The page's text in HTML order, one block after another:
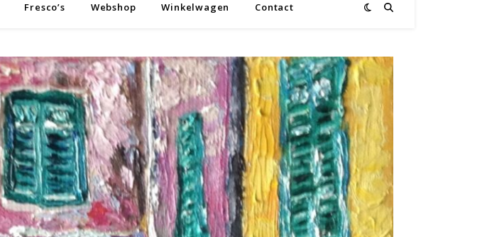
Fresco’s Webshop Winkelwagen Contact